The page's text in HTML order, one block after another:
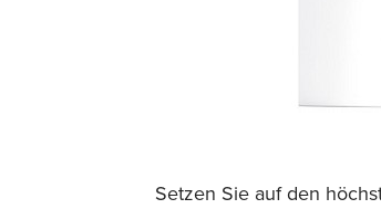
Setzen Sie auf den